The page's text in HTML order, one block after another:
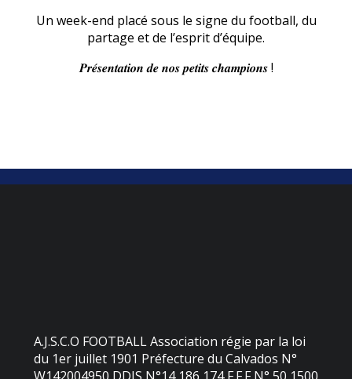
Un week-end placé sous le signe du football, du
partage et de l’esprit d’équipe.
𝑷𝒓𝒆́𝒔𝒆𝒏𝒕𝒂𝒕𝒊𝒐𝒏 𝒅𝒆 𝒏𝒐𝒔 𝒑𝒆𝒕𝒊𝒕𝒔 𝒄𝒉𝒂𝒎𝒑𝒊𝒐𝒏𝒔 !
A.J.S.C.O FOOTBALL Association régie par la loi
du 1er juillet 1901 Préfecture du Calvados N°